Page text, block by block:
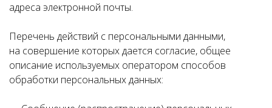
адреса электронной почты.
Перечень действий с персональными данными,
на совершение которых дается согласие, общее
описание используемых оператором способов
обработки персональных данных: